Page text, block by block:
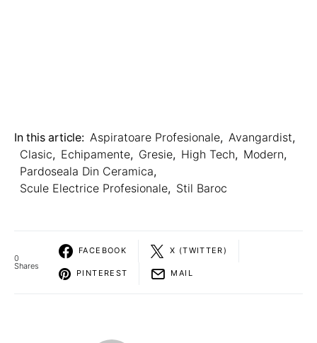
In this article: Aspiratoare Profesionale, Avangardist,
Clasic, Echipamente, Gresie, High Tech, Modern,
Pardoseala Din Ceramica,
Scule Electrice Profesionale, Stil Baroc
0
Shares
FACEBOOK X (TWITTER)
PINTEREST MAIL